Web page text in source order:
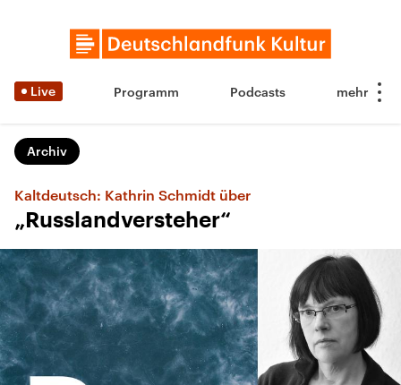
Live Programm Podcasts
Archiv
Kaltdeutsch: Kathrin Schmidt über
„Russlandversteher“